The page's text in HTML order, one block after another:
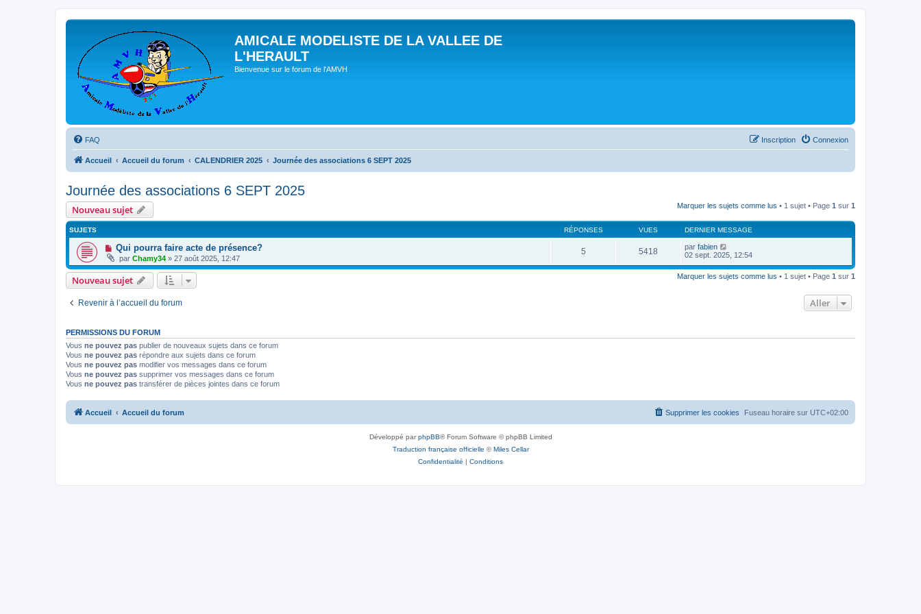
AMICALE MODELISTE DE LA VALLEE DE
L'HERAULT
Bienvenue sur le forum de l'AMVH
FAQ Connexion
Inscription
Accueil Accueil du forum CALENDRIER 2025 Journée des associations 6 SEPT 2025
Journée des associations 6 SEPT 2025
Nouveau sujet Marquer les sujets comme lus • 1 sujet • Page 1 sur 1
SUJETS RÉPONSES VUES DERNIER MESSAGE
Qui pourra faire acte de présence?
par Chamy34 » 27 août 2025, 12:47
5 5418 par fabien
02 sept. 2025, 12:54
Nouveau sujet Marquer les sujets comme lus • 1 sujet • Page 1 sur 1
Revenir à l’accueil du forum Aller
PERMISSIONS DU FORUM
Vous ne pouvez pas publier de nouveaux sujets dans ce forum
Vous ne pouvez pas répondre aux sujets dans ce forum
Vous ne pouvez pas modifier vos messages dans ce forum
Vous ne pouvez pas supprimer vos messages dans ce forum
Vous ne pouvez pas transférer de pièces jointes dans ce forum
Accueil Accueil du forum Fuseau horaire sur UTC+02:00
Supprimer les cookies
Développé parphpBB® Forum Software © phpBB Limited
Traduction française officielle ©Miles Cellar
Confidentialité | Conditions